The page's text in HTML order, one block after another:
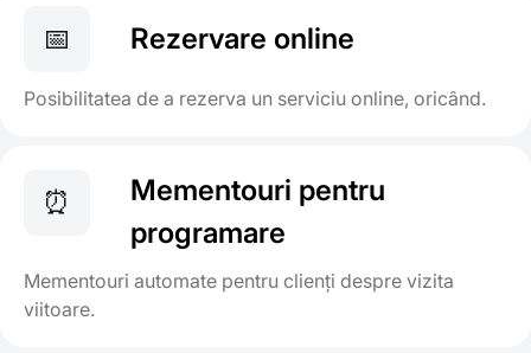
📅 Rezervare online
Posibilitatea de a rezerva un serviciu online, oricând.
⏰
Mementouri pentru
programare
Mementouri automate pentru clienți despre vizita
viitoare.